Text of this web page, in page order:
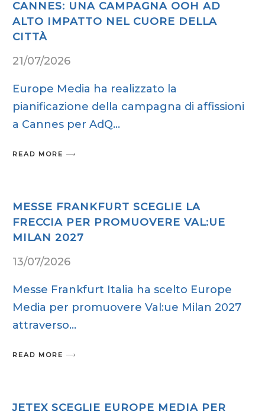
CANNES: UNA CAMPAGNA OOH AD
ALTO IMPATTO NEL CUORE DELLA
CITTÀ
21/07/2026
Europe Media ha realizzato la
pianificazione della campagna di affissioni
a Cannes per AdQ
READ MORE
MESSE FRANKFURT SCEGLIE LA
FRECCIA PER PROMUOVERE VAL:UE
MILAN 2027
13/07/2026
Messe Frankfurt Italia ha scelto Europe
Media per promuovere Val:ue Milan 2027
attraverso
READ MORE
JETEX SCEGLIE EUROPE MEDIA PER